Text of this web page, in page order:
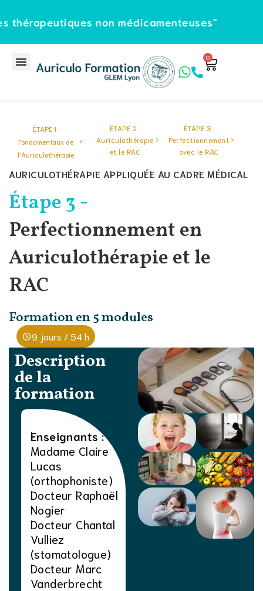
non médicamenteuses"
0
ÉTAPE 3 :
Perfectionnement
avec le RAC
ÉTAPE 2 :
Auriculothérapie
et le RAC
ÉTAPE 1 :
Fondamentaux de
l'Auriculothérapie
AURICULOTHÉRAPIE APPLIQUÉE AU CADRE MÉDICAL
Étape 3 -
Perfectionnement en
Auriculothérapie et le
RAC
Formation en 5 modules
9 jours / 54 h
Description
de la
formation
Enseignants :
Madame Claire
Lucas
(orthophoniste)
Docteur Raphaël
Nogier
Docteur Chantal
Vulliez
(stomatologue)
Docteur Marc
Vanderbrecht
Sign in Sign up
Sign in
Don’t have an account?Sign up
Remember me